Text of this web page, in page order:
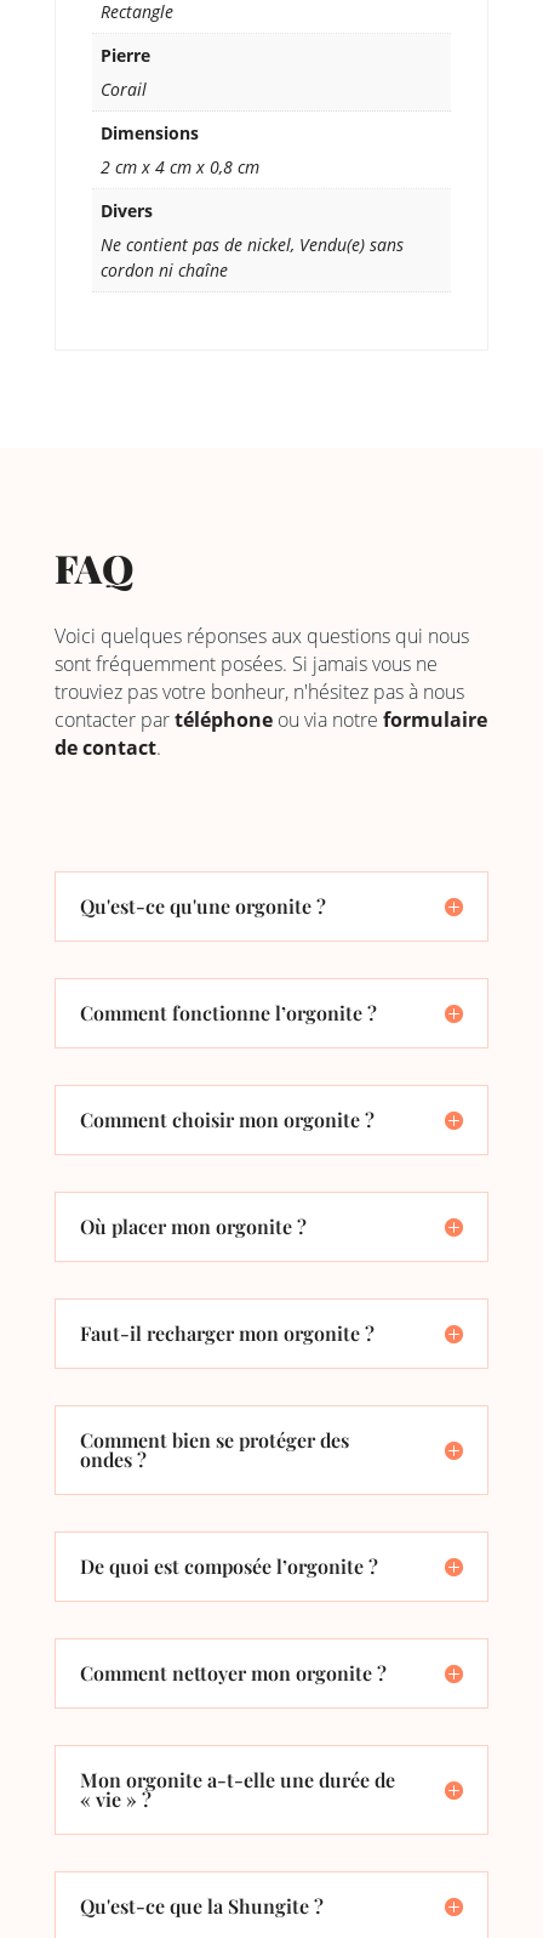
Rectangle
Pierre
Corail
Dimensions
2 cm x 4 cm x 0,8 cm
Divers
Ne contient pas de nickel, Vendu(e) sans
cordon ni chaîne
FAQ
Voici quelques réponses aux questions qui nous
sont fréquemment posées. Si jamais vous ne
trouviez pas votre bonheur, n'hésitez pas à nous
contacter partéléphoneou via notre formulaire
de contact.
Qu'est-ce qu'une orgonite ?
Comment fonctionne l’orgonite ?
Comment choisir mon orgonite ?
Où placer mon orgonite ?
Faut-il recharger mon orgonite ?
Comment bien se protéger des
ondes ?
De quoi est composée l’orgonite ?
Comment nettoyer mon orgonite ?
Mon orgonite a-t-elle une durée de
« vie » ?
Qu'est-ce que la Shungite ?